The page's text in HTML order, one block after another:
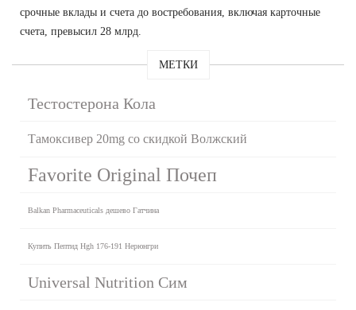
срочные вклады и счета до востребования, включая карточные
счета, превысил 28 млрд.
МЕТКИ
Тестостерона Кола
Тамоксивер 20mg со скидкой Волжский
Favorite Original Почеп
Balkan Pharmaceuticals дешево Гатчина
Купить Пептид Hgh 176-191 Нерюнгри
Universal Nutrition Сим